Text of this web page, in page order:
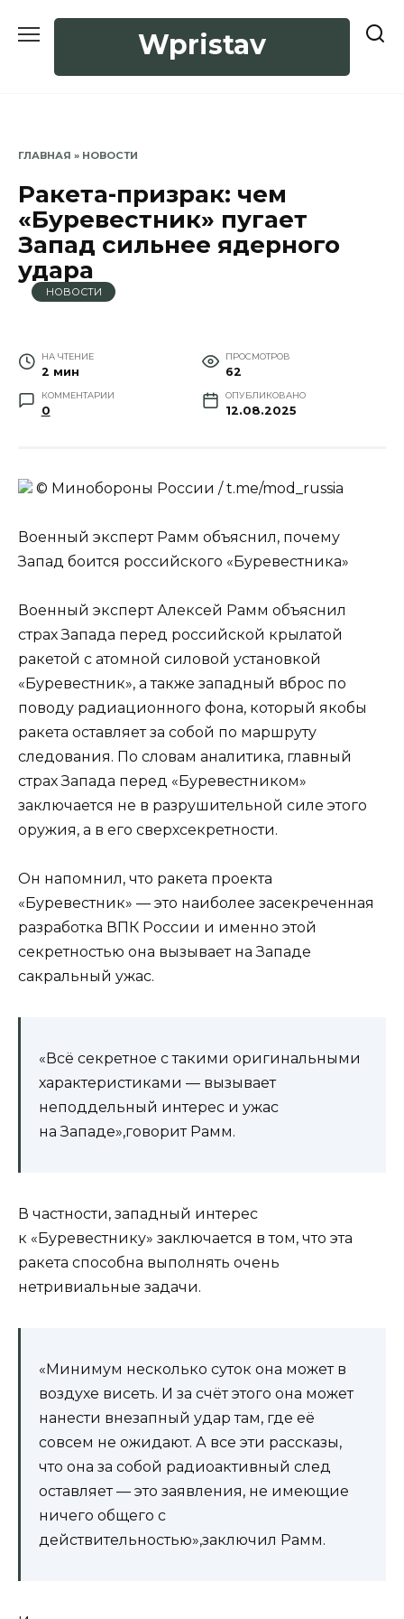
Wpristav
ГЛАВНАЯ » НОВОСТИ
Ракета-призрак: чем
«Буревестник» пугает
Запад сильнее ядерного
удара
НОВОСТИ
НА ЧТЕНИЕ
2 мин
ПРОСМОТРОВ
62
КОММЕНТАРИИ
0
ОПУБЛИКОВАНО
12.08.2025
© Минобороны России / t.me/mod_russia
Военный эксперт Рамм объяснил, почему
Запад боится российского «Буревестника»
Военный эксперт Алексей Рамм объяснил
страх Запада перед российской крылатой
ракетой с атомной силовой установкой
«Буревестник», а также западный вброс по
поводу радиационного фона, который якобы
ракета оставляет за собой по маршруту
следования. По словам аналитика, главный
страх Запада перед «Буревестником»
заключается не в разрушительной силе этого
оружия, а в его сверхсекретности.
Он напомнил, что ракета проекта
«Буревестник» — это наиболее засекреченная
разработка ВПК России и именно этой
секретностью она вызывает на Западе
сакральный ужас.
«Всё секретное с такими оригинальными
характеристиками — вызывает
неподдельный интерес и ужас
на Западе»,говорит Рамм.
В частности, западный интерес
к «Буревестнику» заключается в том, что эта
ракета способна выполнять очень
нетривиальные задачи.
«Минимум несколько суток она может в
воздухе висеть. И за счёт этого она может
нанести внезапный удар там, где её
совсем не ожидают. А все эти рассказы,
что она за собой радиоактивный след
оставляет — это заявления, не имеющие
ничего общего с
действительностью»,заключил Рамм.